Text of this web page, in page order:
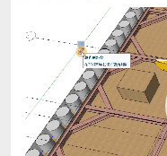
频
放
器